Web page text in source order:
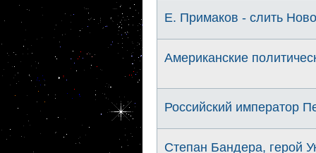
Е. Примаков - слить
Американские
Российский император
Степан Бандера, герой